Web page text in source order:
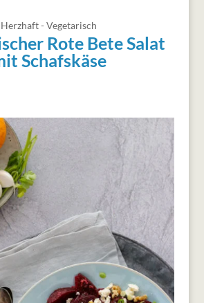
Herzhaft - Vegetarisch
Rote Bete Salat
Schafskäse